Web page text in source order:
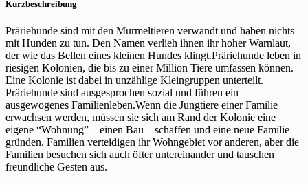
Kurzbeschreibung
Präriehunde sind mit den Murmeltieren verwandt und haben nichts
mit Hunden zu tun. Den Namen verlieh ihnen ihr hoher Warnlaut,
der wie das Bellen eines kleinen Hundes klingt.Präriehunde leben in
riesigen Kolonien, die bis zu einer Million Tiere umfassen können.
Eine Kolonie ist dabei in unzählige Kleingruppen unterteilt.
Präriehunde sind ausgesprochen sozial und führen ein
ausgewogenes Familienleben.Wenn die Jungtiere einer Familie
erwachsen werden, müssen sie sich am Rand der Kolonie eine
eigene “Wohnung” – einen Bau – schaffen und eine neue Familie
gründen. Familien verteidigen ihr Wohngebiet vor anderen, aber die
Familien besuchen sich auch öfter untereinander und tauschen
freundliche Gesten aus.